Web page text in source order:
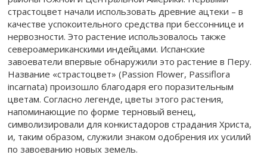
страстоцвет начали использовать древние ацтеки – в
качестве успокоительного средства при бессоннице и
нервозности. Это растение использовалось также
североамериканскими индейцами. Испанские
завоеватели впервые обнаружили это растение в Перу.
Название «страстоцвет» (Passion Flower, Passiflora
incarnata) произошло благодаря его поразительным
цветам. Согласно легенде, цветы этого растения,
напоминающие по форме терновый венец,
символизировали для конкистадоров страдания Христа,
и, таким образом, служили знаком одобрения их усилий
по завоеванию новых земель.